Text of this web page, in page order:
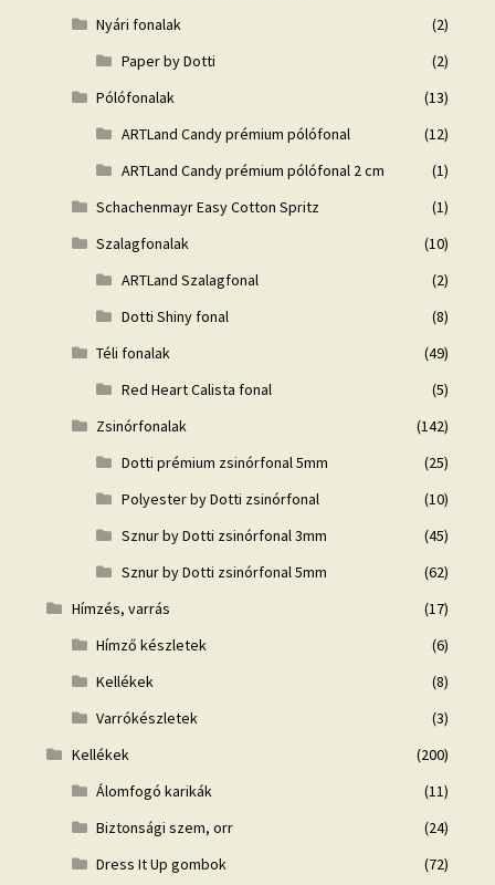
Nyári fonalak
(2)
Paper by Dotti
(2)
Pólófonalak
(13)
ARTLand Candy prémium pólófonal
(12)
ARTLand Candy prémium pólófonal 2 cm
(1)
Schachenmayr Easy Cotton Spritz
(1)
Szalagfonalak
(10)
ARTLand Szalagfonal
(2)
Dotti Shiny fonal
(8)
Téli fonalak
(49)
Red Heart Calista fonal
(5)
Zsinórfonalak
(142)
Dotti prémium zsinórfonal 5mm
(25)
Polyester by Dotti zsinórfonal
(10)
Sznur by Dotti zsinórfonal 3mm
(45)
Sznur by Dotti zsinórfonal 5mm
(62)
Hímzés, varrás
(17)
Hímző készletek
(6)
Kellékek
(8)
Varrókészletek
(3)
Kellékek
(200)
Álomfogó karikák
(11)
Biztonsági szem, orr
(24)
Dress It Up gombok
(72)